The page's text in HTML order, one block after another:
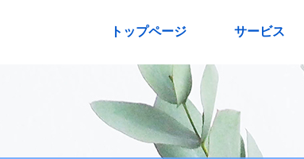
トップページ サービス